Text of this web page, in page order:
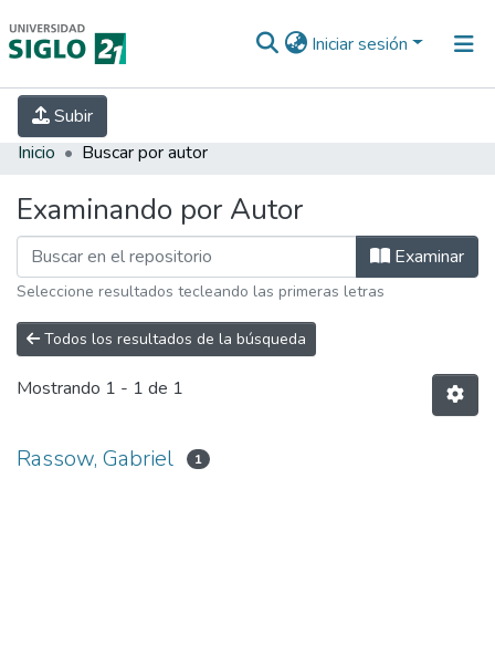
Iniciar sesión
Subir
INICIO EBOOK21
INVESTIGACIÓN
Inicio Buscar por autor
Examinando por Autor
Examinar
Seleccione resultados tecleando las primeras letras
Todos los resultados de la búsqueda
Mostrando 1 - 1 de 1
Rassow, Gabriel 1